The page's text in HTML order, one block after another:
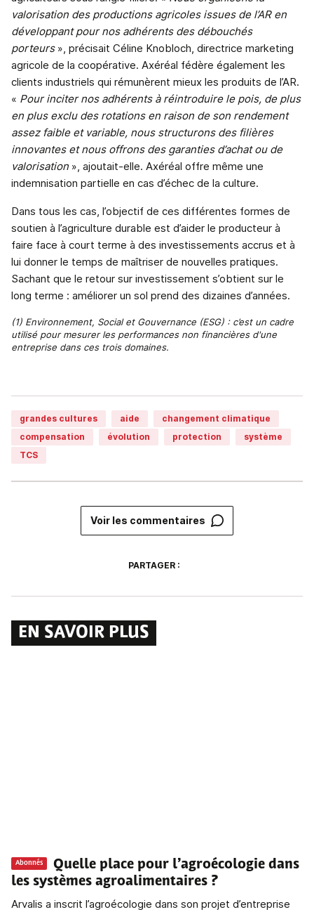
valorisation des productions agricoles issues de l’AR en
développant pour nos adhérents des débouchés
porteurs », précisait Céline Knobloch, directrice marketing
agricole de la coopérative. Axéréal fédère également les
clients industriels qui rémunèrent mieux les produits de l’AR.
« Pour inciter nos adhérents à réintroduire le pois, de plus
en plus exclu des rotations en raison de son rendement
assez faible et variable, nous structurons des filières
innovantes et nous offrons des garanties d’achat ou de
valorisation », ajoutait-elle. Axéréal offre même une
indemnisation partielle en cas d’échec de la culture.
Dans tous les cas, l’objectif de ces différentes formes de
soutien à l’agriculture durable est d’aider le producteur à
faire face à court terme à des investissements accrus et à
lui donner le temps de maîtriser de nouvelles pratiques.
Sachant que le retour sur investissement s’obtient sur le
long terme : améliorer un sol prend des dizaines d’années.
(1) Environnement, Social et Gouvernance (ESG) : c’est un cadre
utilisé pour mesurer les performances non financières d'une
entreprise dans ces trois domaines.
grandes cultures aide
changement climatique
compensation
évolution protection
système
TCS
Voir les commentaires
PARTAGER :
EN SAVOIR PLUS
Abonnés
Quelle place pour l’agroécologie dans
les systèmes agroalimentaires ?
Arvalis a inscrit l’agroécologie dans son projet d’entreprise